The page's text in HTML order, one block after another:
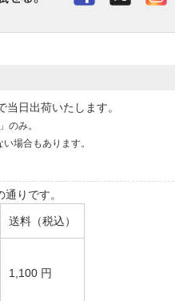
日出荷いたします。
のみ。
場合もあります。
りです。
送料（税込）
1,100 円